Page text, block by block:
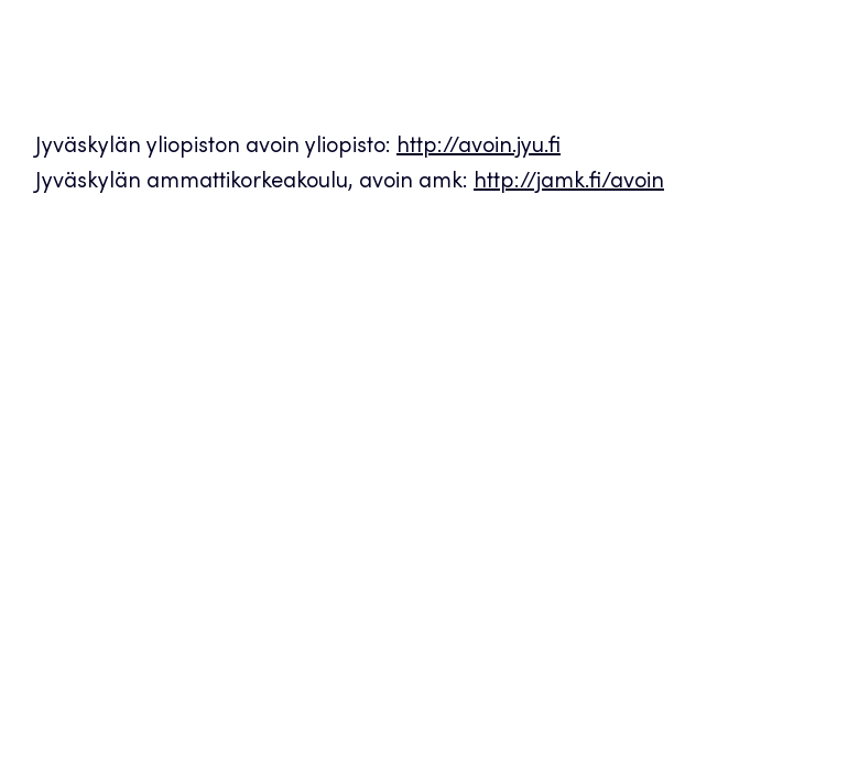
Jyväskylän yliopiston avoin yliopisto: http://avoin.jyu.fi
Jyväskylän ammattikorkeakoulu, avoin amk: http://jamk.fi/avoin